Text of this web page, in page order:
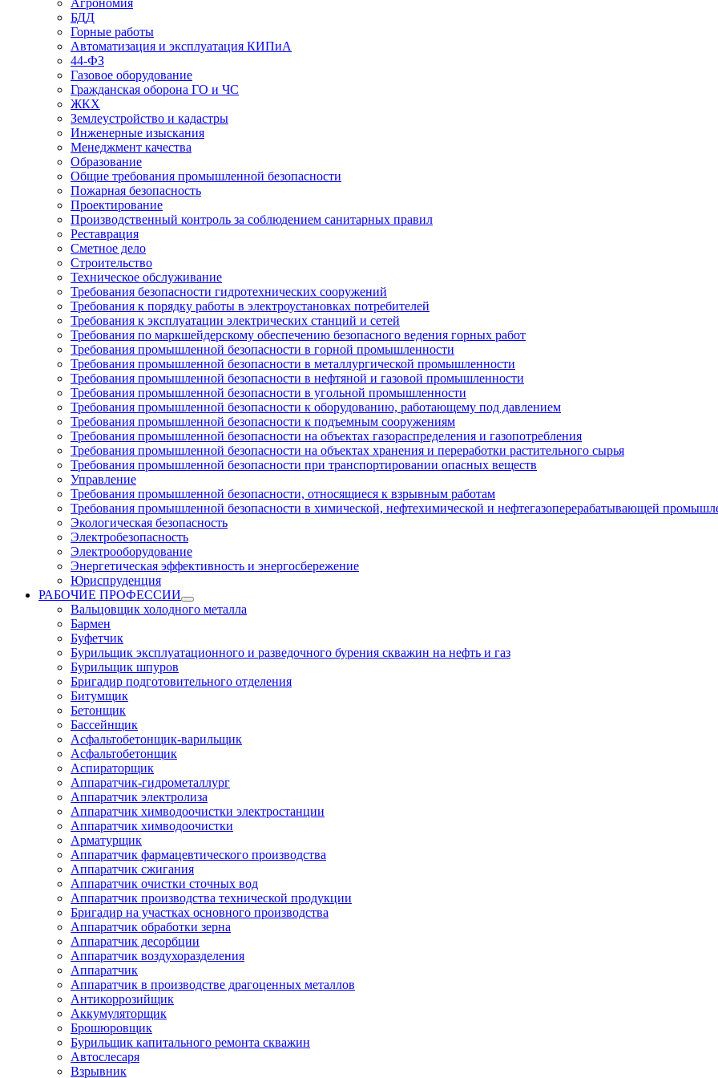
Агрономия
БДД
Горные работы
Автоматизация и эксплуатация КИПиА
44-ФЗ
Газовое оборудование
Гражданская оборона ГО и ЧС
ЖКХ
Землеустройство и кадастры
Инженерные изыскания
Менеджмент качества
Образование
Общие требования промышленной безопасности
Пожарная безопасность
Проектирование
Производственный контроль за соблюдением санитарных правил
Реставрация
Сметное дело
Строительство
Техническое обслуживание
Требования безопасности гидротехнических сооружений
Требования к порядку работы в электроустановках потребителей
Требования к эксплуатации электрических станций и сетей
Требования по маркшейдерскому обеспечению безопасного ведения горных работ
Требования промышленной безопасности в горной промышленности
Требования промышленной безопасности в металлургической промышленности
Требования промышленной безопасности в нефтяной и газовой промышленности
Требования промышленной безопасности в угольной промышленности
Требования промышленной безопасности к оборудованию, работающему под давлением
Требования промышленной безопасности к подъемным сооружениям
Требования промышленной безопасности на объектах газораспределения и газопотребления
Требования промышленной безопасности на объектах хранения и переработки растительного сырья
Требования промышленной безопасности при транспортировании опасных веществ
Управление
Требования промышленной безопасности, относящиеся к взрывным работам
Требования промышленной безопасности в химической, нефтехимической и нефтегазоперерабатывающей
Экологическая безопасность
Электробезопасность
Электрооборудование
Энергетическая эффективность и энергосбережение
Юриспруденция
РАБОЧИЕ ПРОФЕССИИ
Вальцовщик холодного металла
Бармен
Буфетчик
Бурильщик эксплуатационного и разведочного бурения скважин на нефть и газ
Бурильщик шпуров
Бригадир подготовительного отделения
Битумщик
Бетонщик
Бассейнщик
Асфальтобетонщик-варильщик
Асфальтобетонщик
Аспираторщик
Аппаратчик-гидрометаллург
Аппаратчик электролиза
Аппаратчик химводоочистки электростанции
Аппаратчик химводоочистки
Арматурщик
Аппаратчик фармацевтического производства
Аппаратчик сжигания
Аппаратчик очистки сточных вод
Аппаратчик производства технической продукции
Бригадир на участках основного производства
Аппаратчик обработки зерна
Аппаратчик десорбции
Аппаратчик воздухоразделения
Аппаратчик
Аппаратчик в производстве драгоценных металлов
Антикоррозийщик
Аккумуляторщик
Брошюровщик
Бурильщик капитального ремонта скважин
Автослесаря
Взрывник